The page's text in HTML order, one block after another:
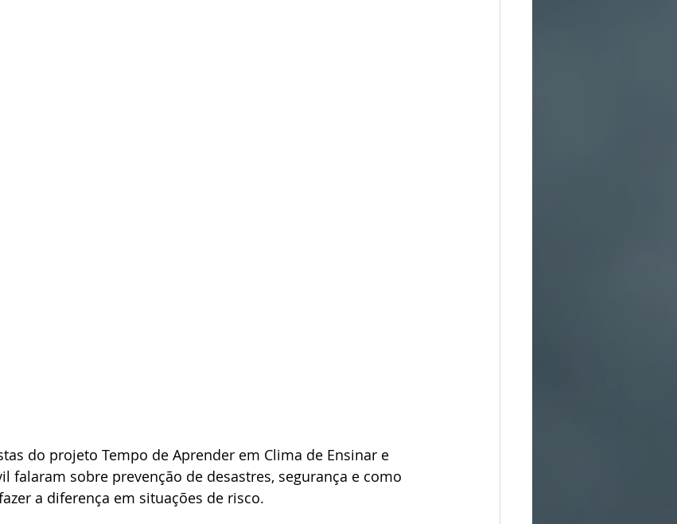
do projeto Tempo de Aprender em Clima de Ensinar e
falaram sobre prevenção de desastres, segurança e como
a diferença em situações de risco.